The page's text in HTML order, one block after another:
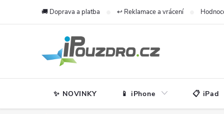
🚚 Doprava a platba ↩️ Reklamace a vrácení
✨ NOVINKY 📱 iPhone 📋 iPad